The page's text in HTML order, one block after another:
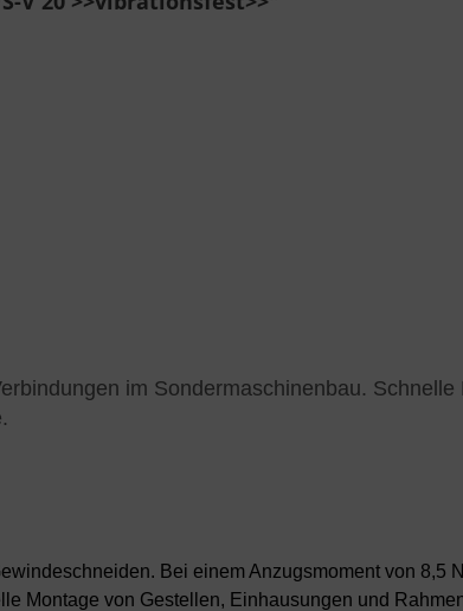
im Sondermaschinenbau. Schnelle
Bei einem Anzugsmoment von 8,5
Montage von Gestellen, Einhausungen und